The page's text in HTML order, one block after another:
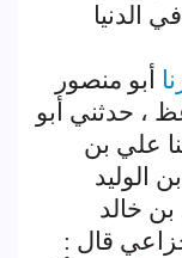
الدنيا
أبو منصور
، حدثني أبو
علي بن
الوليد
خالد
قال :